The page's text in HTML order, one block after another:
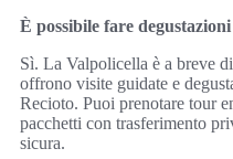
È possibile fare
Sì. La Valpolicella è a breve
offrono visite guidate e
Recioto. Puoi prenotare tour
pacchetti con trasferimento
sicura.